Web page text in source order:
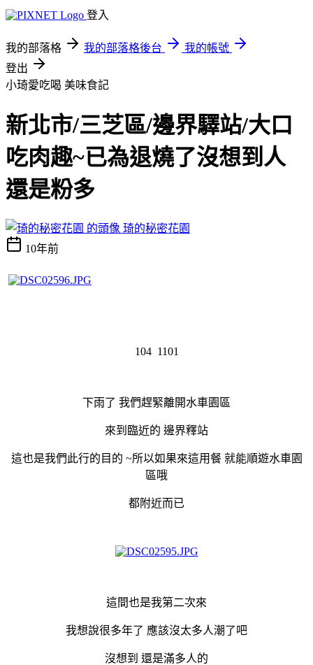
登入
我的部落格 我的部落格後台
我的帳號
登出
小琦愛吃喝 美味食記
新北市/三芝區/邊界驛站/大口
吃肉趣~已為退燒了沒想到人
還是粉多
琦的秘密花園
10年前
104 1101
下雨了 我們趕緊離開水車園區
來到臨近的 邊界釋站
這也是我們此行的目的 ~所以如果來這用餐 就能順遊水車園
區哦
都附近而已
這間也是我第二次來
我想說很多年了 應該沒太多人潮了吧
沒想到 還是滿多人的